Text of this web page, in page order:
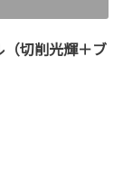
切削光輝＋ブ